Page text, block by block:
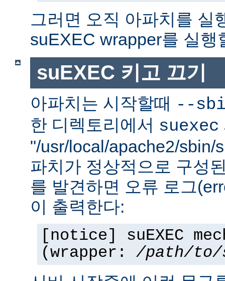
그러면 오직 아파치를 실
suEXEC wrapper를 실행
suEXEC 키고 끄기
아파치는 시작할때 --
한 디렉토리에서 suexec
"/usr/local/apache2/sbin/
파치가 정상적으로 구성
를 발견하면 오류 로그
이 출력한다:
[notice] suEXEC
(wrapper: /path/to/